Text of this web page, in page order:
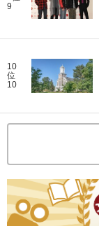
9
10
位
10